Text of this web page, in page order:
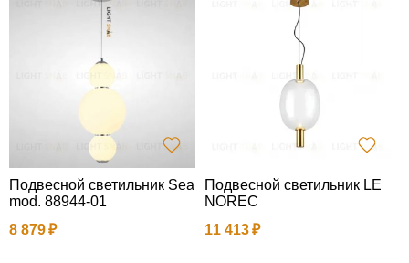
Подвесной светильник Sea
mod. 88944-01
8 879
Подвесной светильник LE
NOREC
11 413